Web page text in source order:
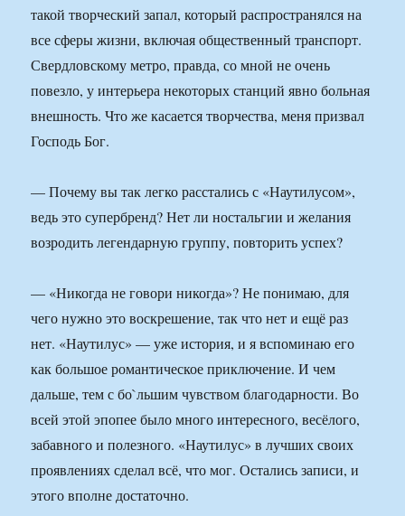
такой творческий запал, который распространялся на
все сферы жизни, включая общественный транспорт.
Свердловскому метро, правда, со мной не очень
повезло, у интерьера некоторых станций явно больная
внешность. Что же касается творчества, меня призвал
Господь Бог.
— Почему вы так легко расстались с «Наутилусом»,
ведь это супербренд? Нет ли ностальгии и желания
возродить легендарную группу, повторить успех?
— «Никогда не говори никогда»? Не понимаю, для
чего нужно это воскрешение, так что нет и ещё раз
нет. «Наутилус» — уже история, и я вспоминаю его
как большое романтическое приключение. И чем
дальше, тем с бо`льшим чувством благодарности. Во
всей этой эпопее было много интересного, весёлого,
забавного и полезного. «Наутилус» в лучших своих
проявлениях сделал всё, что мог. Остались записи, и
этого вполне достаточно.